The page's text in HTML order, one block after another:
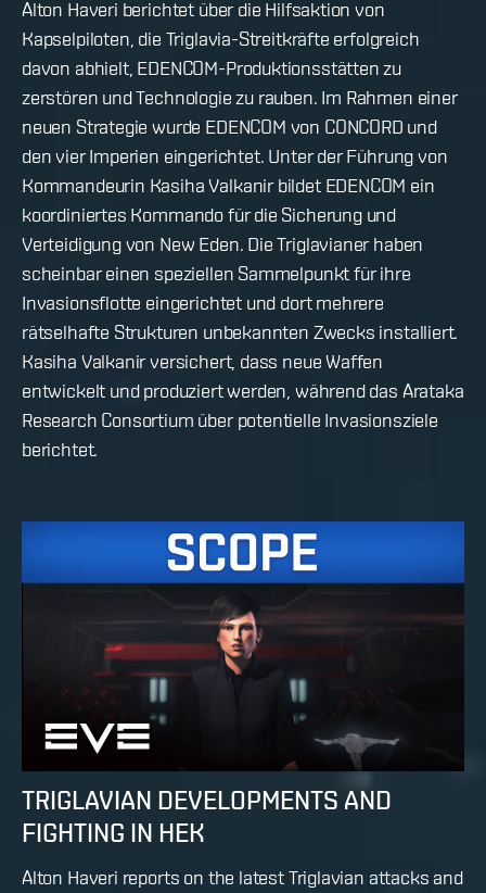
Alton Haveri berichtet über die Hilfsaktion von
Kapselpiloten, die Triglavia-Streitkräfte erfolgreich
davon abhielt, EDENCOM-Produktionsstätten zu
zerstören und Technologie zu rauben. Im Rahmen einer
neuen Strategie wurde EDENCOM von CONCORD und
den vier Imperien eingerichtet. Unter der Führung von
Kommandeurin Kasiha Valkanir bildet EDENCOM ein
koordiniertes Kommando für die Sicherung und
Verteidigung von New Eden. Die Triglavianer haben
scheinbar einen speziellen Sammelpunkt für ihre
Invasionsflotte eingerichtet und dort mehrere
rätselhafte Strukturen unbekannten Zwecks installiert.
Kasiha Valkanir versichert, dass neue Waffen
entwickelt und produziert werden, während das Arataka
Research Consortium über potentielle Invasionsziele
berichtet.
TRIGLAVIAN DEVELOPMENTS AND
FIGHTING IN HEK
Alton Haveri reports on the latest Triglavian attacks and